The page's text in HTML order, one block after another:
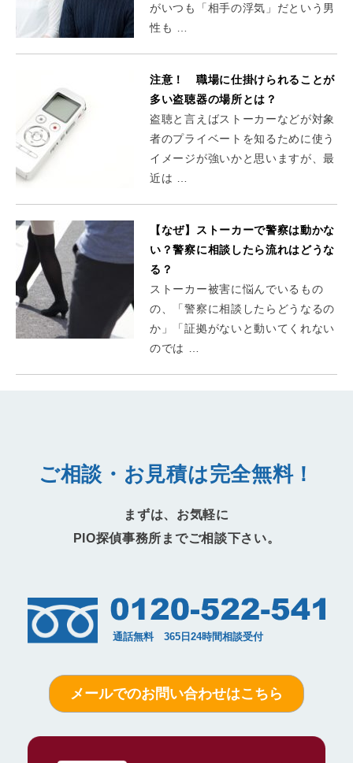
がいつも「相手の浮気」だという男
性も …
注意！ 職場に仕掛けられることが
多い盗聴器の場所とは？
盗聴と言えばストーカーなどが対象
者のプライベートを知るために使う
イメージが強いかと思いますが、最
近は …
【なぜ】ストーカーで警察は動かな
い？警察に相談したら流れはどうな
る？
ストーカー被害に悩んでいるもの
の、「警察に相談したらどうなるの
か」「証拠がないと動いてくれない
のでは …
ご相談・お見積は完全無料！
まずは、お気軽に
PIO探偵事務所までご相談下さい。
メールでのお問い合わせはこちら